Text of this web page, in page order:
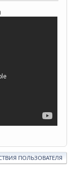
ПОЛЬЗОВАТЕЛЯ